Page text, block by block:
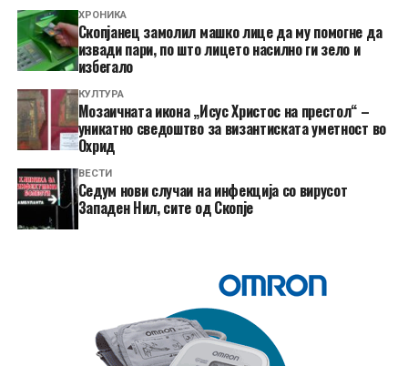
ХРОНИКА
Скопјанец замолил машко лице да му помогне да
извади пари, по што лицето насилно ги зело и
избегало
КУЛТУРА
Мозаичната икона „Исус Христос на престол“ –
уникатно сведоштво за византиската уметност во
Охрид
ВЕСТИ
Седум нови случаи на инфекција со вирусот
Западен Нил, сите од Скопје